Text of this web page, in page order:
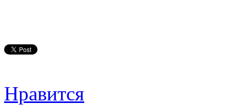
Нравится